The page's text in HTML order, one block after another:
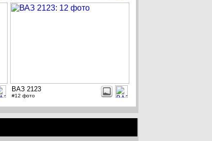
ВАЗ 2123
#12 фото